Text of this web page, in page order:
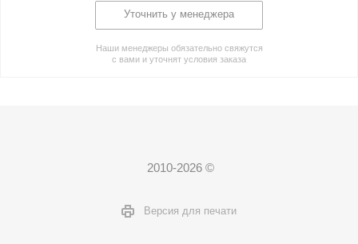
Уточнить у менеджера
Наши менеджеры обязательно свяжутся
с вами и уточнят условия заказа
2010-2026 ©
Версия для печати